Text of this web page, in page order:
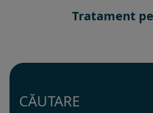
Tratament
CĂUTARE